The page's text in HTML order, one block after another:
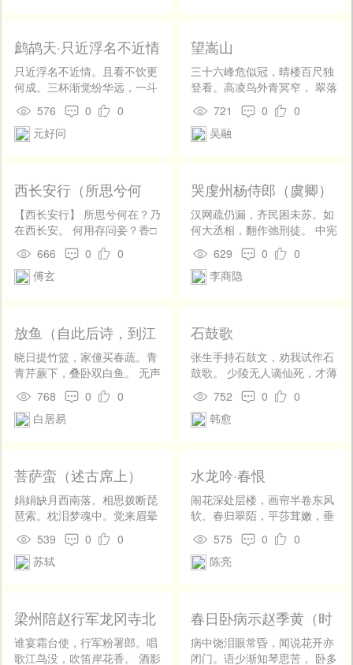
多，但都没有十全大补的功
效。因此新方子也开不完，新
近就看见了两种，但我想：恐
怕都不大妥当。 一种是教人对
于职业要发生兴趣，一有兴
趣，就无论什么事，都乐此不
倦了。当然，言之成理的，但
上海工厂里做工至少每天十点
的工人，到晚快边就一定筋疲
力倦，受伤的事情是大抵出在
那时候的。“健全的精神，宿于
健全的身体之中”〔２〕，连自
己的身体也顾不转了，怎么还
会有兴趣？——除非他爱兴趣
兴趣法的。 还有一种是极其彻
底的：说是大热天气，阔人还
忙于应酬，汗流浃背，穷人却
衣服，浴凉风，其乐无穷，这
叫作“席卷天下”。这也是一张
少见的富有诗趣的药方，不过
见手捧肚子，口吐黄水的就是
那些“席卷天下”的前任活神
仙。大约眼前有福，偏不去享
的，如果精穷真是这么有趣，
现在的阔人一定首先躺在马路
上，而现在的穷人的席子也没
取蔽寒食取充腹论》〔３〕，
其中有一段——“……若德业已
立，则虽饔飧不继，捉襟肘
鹧鸪天·只近浮名不近情
只近浮名不近情。且看不饮更
何成。三杯渐觉纷华远，一斗
都浇块磊平。 醒复醉，醉还
醒。灵均憔悴可怜生。《离
骚》读杀浑无味，好个诗家阮
576 0
0
元好问
望嵩山
三十六峰危似冠，晴楼百尺独
登看。高凌鸟外青冥窄， 翠落
人间白昼寒。不觉衡阳遮雁
过，如何钟阜斗龙盘。 始知万
岁声长在，只待东巡动玉鸾。
721 0
0
吴融
西长安行（所思兮何
在）
【西长安行】 所思兮何在？乃
在西长安。 何用存问妾？香□
双珠环。[1] 何用重存问？羽爵
翠琅玕。 今我兮闻君，更有兮
异心。 香亦不可烧，环亦不可
666 0
0
傅玄
哭虔州杨侍郎（虞卿）
汉网疏仍漏，齐民困未苏。如
何大丞相，翻作弛刑徒。 中宪
方外易，尹京终就拘。本矜能
弭谤，先议取非辜。 巧有凝脂
密，功无一柱扶。深知狱吏
吊，神理若为诬。 在昔恩知
忝，诸生礼秩殊。入韩非剑
客，过赵受钳奴。 楚水招魂
远，邙山卜宅孤。甘心亲垤
蚁，旋踵戮城狐。 阴骘今如
此，天灾未可无。莫凭牲玉
请，便望救焦枯。
629 0
0
李商隐
放鱼（自此后诗，到江
州作）
晓日提竹篮，家僮买春蔬。青
青芹蕨下，叠卧双白鱼。 无声
但呀呀，以气相喣濡。倾篮写
地上，拨剌长尺馀。 岂唯刀机
忧，坐见蝼蚁图。脱泉虽已
狭，动尾触四隅。 一时幸苟
活，久远将何如。怜其不得
所，移放于南湖。 南湖连西
江，好去勿踟蹰。施恩即望
报，吾非斯人徒。 不须泥沙
底，辛苦觅明珠。
768 0
0
白居易
石鼓歌
张生手持石鼓文，劝我试作石
鼓歌。 少陵无人谪仙死，才薄
将奈石鼓何。 周纲凌迟四海
沸，宣王愤起挥天戈。 大开明
堂受朝贺，诸侯剑珮鸣相磨。
作鼓隳嵯峨。 从臣才艺咸第
一，拣选撰刻留山阿。 雨淋日
灸野火燎，鬼物守护烦撝呵。
公从何处得纸本，毫发尽备无
差讹。 辞严义密读难晓，字体
不类隶与蝌。 年深岂免有缺
画，快剑斫断生蛟鼍。 鸾翔凤
腾梭。 陋儒编诗不收入，二雅
褊迫无委蛇。[1][2][3] 孔子西
行不到秦，掎摭星宿遗羲娥。
嗟余好古生苦晚，对此涕泪双
752 0
0
韩愈
菩萨蛮（述古席上）
娟娟缺月西南落。相思拨断琵
琶索。枕泪梦魂中。觉来眉晕
重。 华堂堆烛泪。长笛吹新
水。醉客各西东。应思陈孟
公。
539 0
0
苏轼
水龙吟·春恨
闹花深处层楼，画帘半卷东风
软。春归翠陌，平莎茸嫩，垂
杨金浅。迟日催花，淡云阁
雨，轻寒轻暖。恨芳菲世界，
游人未赏，都付与、莺和燕。
风流云散。罗绶分香，翠绡对
泪，几多幽怨。正销魂，又是
疏烟淡月，子规声断。
575 0
0
陈亮
梁州陪赵行军龙冈寺北
庭泛舟宴王侍御（得长
字）
谁宴霜台使，行军粉署郎。唱
歌江鸟没，吹笛岸花香。 酒影
春日卧病示赵季黄（时
陷在贼中）
病中饶泪眼常昏，闻说花开亦
闭门。语少渐知琴思苦， 卧多